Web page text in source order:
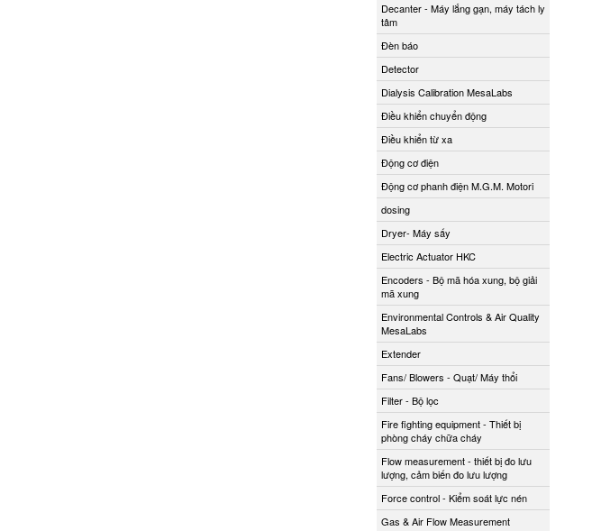
Decanter - Máy lắng gạn, máy tách ly
tâm
Đèn báo
Detector
Dialysis Calibration MesaLabs
Điều khiển chuyển động
Điều khiển từ xa
Động cơ điện
Động cơ phanh điện M.G.M. Motori
dosing
Dryer- Máy sấy
Electric Actuator HKC
Encoders - Bộ mã hóa xung, bộ giải
mã xung
Environmental Controls & Air Quality
MesaLabs
Extender
Fans/ Blowers - Quạt/ Máy thổi
Filter - Bộ lọc
Fire fighting equipment - Thiết bị
phòng cháy chữa cháy
Flow measurement - thiết bị đo lưu
lượng, cảm biến đo lưu lượng
Force control - Kiểm soát lực nén
Gas & Air Flow Measurement